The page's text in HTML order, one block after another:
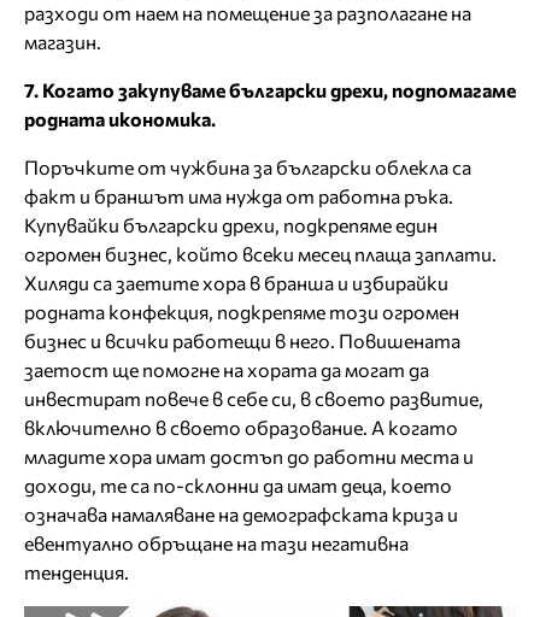
разходи от наем на помещение за разполагане на
магазин.
7. Когато закупуваме български дрехи, подпомагаме
родната икономика.
Поръчките от чужбина за български облекла са
факт и браншът има нужда от работна ръка.
Купувайки български дрехи, подкрепяме един
огромен бизнес, който всеки месец плаща заплати.
Хиляди са заетите хора в бранша и избирайки
родната конфекция, подкрепяме този огромен
бизнес и всички работещи в него. Повишената
заетост ще помогне на хората да могат да
инвестират повече в себе си, в своето развитие,
включително в своето образование. А когато
младите хора имат достъп до работни места и
доходи, те са по-склонни да имат деца, което
означава намаляване на демографската криза и
евентуално обръщане на тази негативна
тенденция.